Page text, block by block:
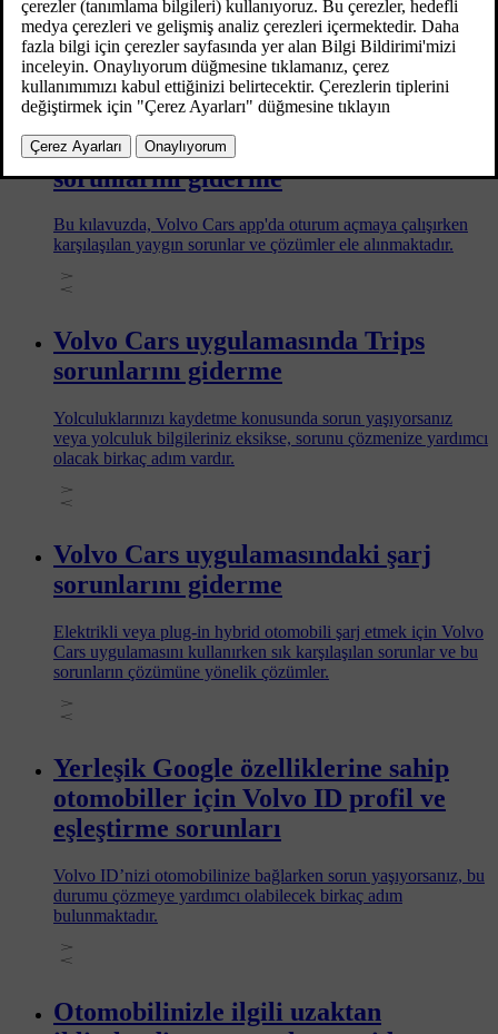
Volvo ID ile ilgili yaygın sorunlar, çözümleriyle birlikte
burada açıklanmaktadır.
Volvo Cars app ile ilgili oturum açma
sorunlarını giderme
Bu kılavuzda, Volvo Cars app'da oturum açmaya çalışırken
karşılaşılan yaygın sorunlar ve çözümler ele alınmaktadır.
Volvo Cars uygulamasında Trips
sorunlarını giderme
Yolculuklarınızı kaydetme konusunda sorun yaşıyorsanız
veya yolculuk bilgileriniz eksikse, sorunu çözmenize yardımcı
olacak birkaç adım vardır.
Volvo Cars uygulamasındaki şarj
sorunlarını giderme
Elektrikli veya plug-in hybrid otomobili şarj etmek için Volvo
Cars uygulamasını kullanırken sık karşılaşılan sorunlar ve bu
sorunların çözümüne yönelik çözümler.
Yerleşik Google özelliklerine sahip
otomobiller için Volvo ID profil ve
eşleştirme sorunları
Volvo ID’nizi otomobilinize bağlarken sorun yaşıyorsanız, bu
durumu çözmeye yardımcı olabilecek birkaç adım
bulunmaktadır.
Otomobilinizle ilgili uzaktan